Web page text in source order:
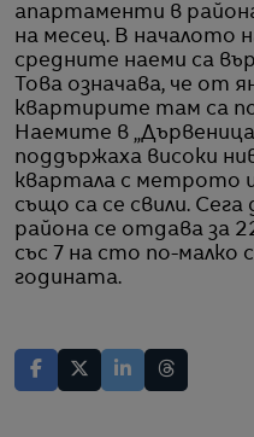
апартаменти в
на месец. В началото
средните наеми са
Това означава, че от
квартирите там са
Наемите в
поддържаха високи
квартала с метрото
също са се свили.
района се отдава за
със 7 на сто по-малко
годината.